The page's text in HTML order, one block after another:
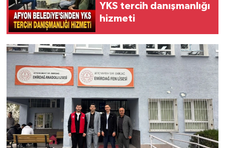
YKS tercih danışmanlığı
hizmeti